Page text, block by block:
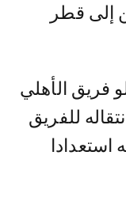
إلى قطر
فريق الأهلي
للفريق
استعدادا